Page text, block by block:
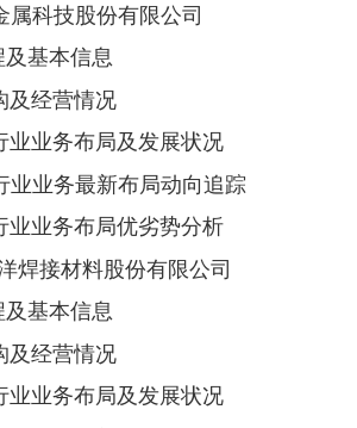
属科技股份有限公司
基本信息
及经营情况
业业务布局及发展状况
业业务最新布局动向追踪
业业务布局优劣势分析
焊接材料股份有限公司
及基本信息
及经营情况
业业务布局及发展状况